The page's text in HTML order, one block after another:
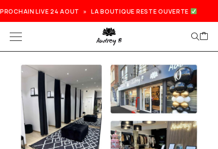
PROCHAIN LIVE 24 AOUT » LA BOUTIQUE RESTE OUVERTE